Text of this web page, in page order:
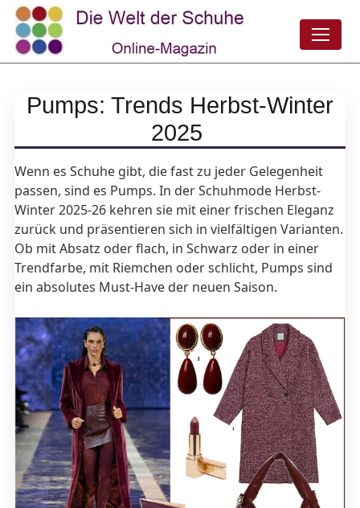
Pumps: Trends Herbst-Winter
2025
Wenn es Schuhe gibt, die fast zu jeder Gelegenheit
passen, sind es Pumps. In der Schuhmode Herbst-
Winter 2025-26 kehren sie mit einer frischen Eleganz
zurück und präsentieren sich in vielfältigen Varianten.
Ob mit Absatz oder flach, in Schwarz oder in einer
Trendfarbe, mit Riemchen oder schlicht, Pumps sind
ein absolutes Must-Have der neuen Saison.